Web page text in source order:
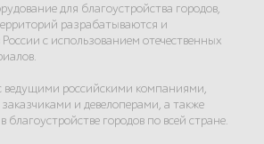
для благоустройства городов,
разрабатываются и
с использованием отечественных
ведущими российскими компаниями,
и девелоперами, а также
благоустройстве городов по всей стране.